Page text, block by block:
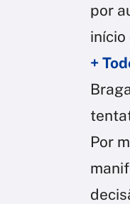
por
início
+
Por